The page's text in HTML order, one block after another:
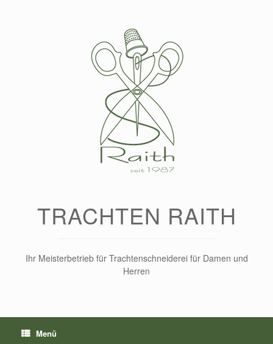
TRACHTEN RAITH
Ihr Meisterbetrieb für Trachtenschneiderei für Damen und
Herren
Menü